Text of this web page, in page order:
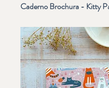
Caderno Brochura - Kitty